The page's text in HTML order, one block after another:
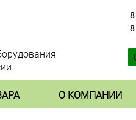
О КОМПАНИИ